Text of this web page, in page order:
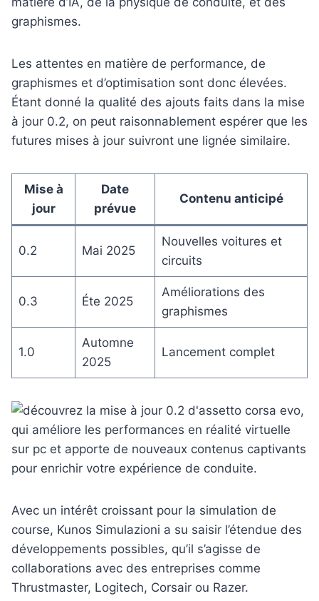
graphismes.
Les attentes en matière de performance, de
graphismes et d’optimisation sont donc élevées.
Étant donné la qualité des ajouts faits dans la mise
à jour 0.2, on peut raisonnablement espérer que les
futures mises à jour suivront une lignée similaire.
Mise à
jour
Date
prévue
Contenu anticipé
0.2 Mai 2025
Nouvelles voitures et
circuits
0.3 Éte 2025
Améliorations des
graphismes
1.0
Automne
2025
Lancement complet
Avec un intérêt croissant pour la simulation de
course, Kunos Simulazioni a su saisir l’étendue des
développements possibles, qu’il s’agisse de
collaborations avec des entreprises comme
Thrustmaster, Logitech, Corsair ou Razer.